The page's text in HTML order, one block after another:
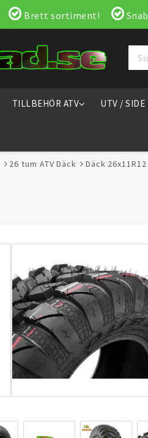
Brett sortiment!
TILLBEHÖR ATV UTV / SIDE
26 tum ATV Däck Däck